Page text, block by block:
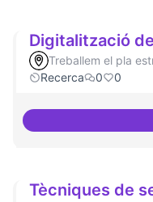
Digitalització
Treballem el pla
Recerca
0 0
Tècniques de